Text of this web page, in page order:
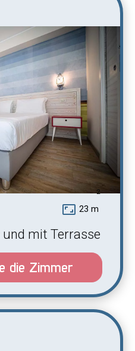
aspect_ratio 23 m
2
mit Terrasse
die Zimmer